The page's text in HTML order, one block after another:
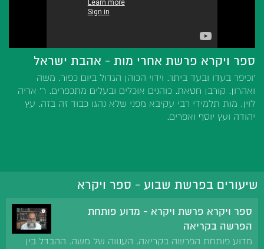
ספר ויקרא פרשת אחרי מות - אהבת ישראל
'וכיפר בעדו ובעד ביתו'. וידוי הכוהן הגדול ביום כפור. משה
ואהרון. קורבן חטאת. כוהנים אוכלים ובעלים מתכפרים. ר' אריה
לוין. מות תלמידי רבי עקיבא מפני שלא נהגו כבוד זה בזה. עץ
יהודה ועץ יוסף ואפרים.
שיעורים בפרשת שבוע - ספר ויקרא
ספר ויקרא פרשת ויקרא - מדוע פותחת
הפרשה בקריאה
מדוע פותחת הפרשה בקריאה. הענווה של משה. ההבדל בין